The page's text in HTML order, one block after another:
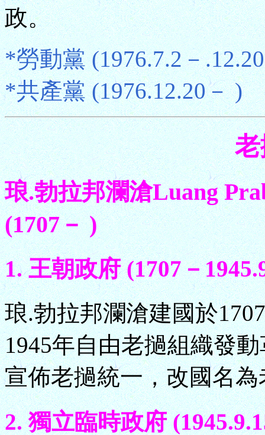
政。
*勞動黨 (1976.7.2－
*共產黨 (1976.12.20－ )
琅.勃拉邦瀾滄Luang
(1707－ )
1. 王朝政府 (1707－
琅.勃拉邦瀾滄建國於
1945年自由老撾組織發
宣佈老撾統一，改國名為
2. 獨立臨時政府